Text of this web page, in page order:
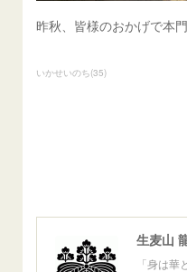
昨秋、皆様のおかげで本
いかせいのち(35)
生麦山
「身は